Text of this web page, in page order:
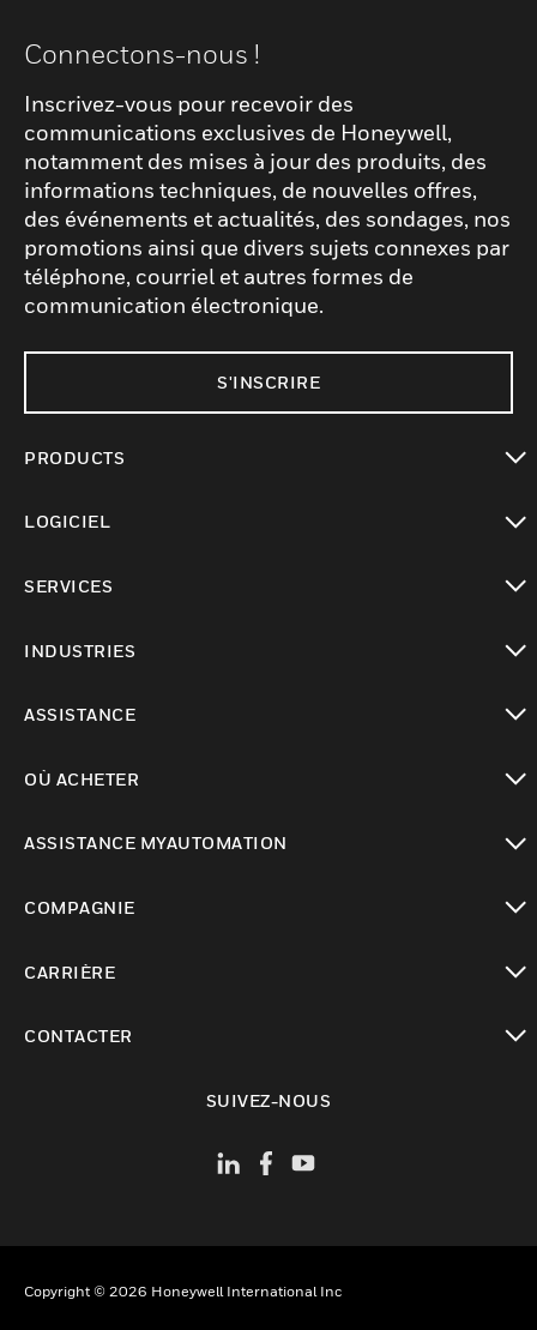
Connectons-nous !
Inscrivez-vous pour recevoir des
communications exclusives de Honeywell,
notamment des mises à jour des produits, des
informations techniques, de nouvelles offres,
des événements et actualités, des sondages, nos
promotions ainsi que divers sujets connexes par
téléphone, courriel et autres formes de
communication électronique.
S'INSCRIRE
PRODUCTS
LOGICIEL
SERVICES
INDUSTRIES
ASSISTANCE
OÙ ACHETER
ASSISTANCE MYAUTOMATION
COMPAGNIE
CARRIÈRE
CONTACTER
SUIVEZ-NOUS
Copyright © 2026 Honeywell International Inc